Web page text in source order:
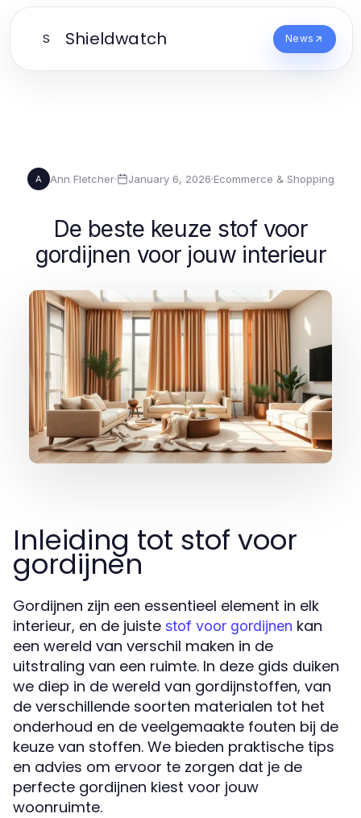
S Shieldwatch News
A Ann Fletcher· January 6, 2026·Ecommerce & Shopping
De beste keuze stof voor
gordijnen voor jouw interieur
Inleiding tot stof voor
gordijnen
Gordijnen zijn een essentieel element in elk
interieur, en de juiste stof voor gordijnen kan
een wereld van verschil maken in de
uitstraling van een ruimte. In deze gids duiken
we diep in de wereld van gordijnstoffen, van
de verschillende soorten materialen tot het
onderhoud en de veelgemaakte fouten bij de
keuze van stoffen. We bieden praktische tips
en advies om ervoor te zorgen dat je de
perfecte gordijnen kiest voor jouw
woonruimte.